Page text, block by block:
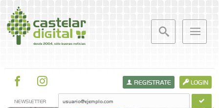
LOGIN
REGISTRATE
NEWSLETTER